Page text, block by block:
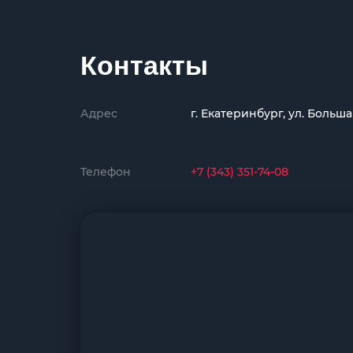
Контакты
Адрес г. Екатеринбург, ул.
Телефон +7 (343) 351-74-08